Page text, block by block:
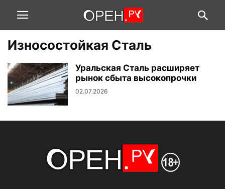
Износостойкая Сталь
Уральская Сталь расширяет
рынок сбыта высокопрочки
02.07.2026